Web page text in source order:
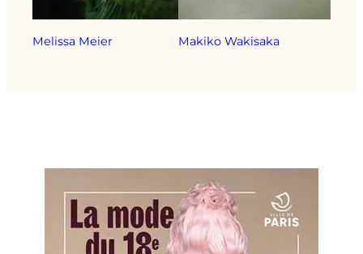
Melissa Meier Makiko Wakisaka